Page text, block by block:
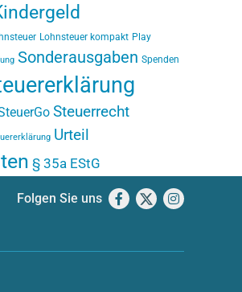
Lohnsteuer kompakt Play
Sonderausgaben Spenden
Steuerrecht
Urteil
§ 35a EStG
Folgen Sie uns Facebook
X Instagram